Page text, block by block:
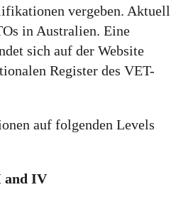
vergeben. Aktuell
in Australien. Eine
sich auf der Website
Register des VET-
auf folgenden Levels
and IV